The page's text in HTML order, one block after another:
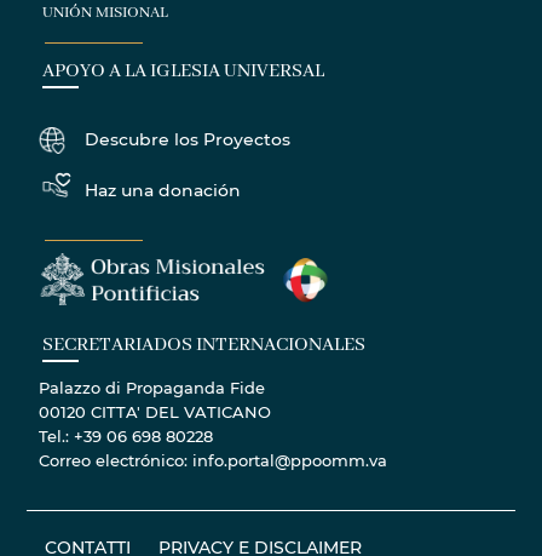
UNIÓN MISIONAL
APOYO A LA IGLESIA UNIVERSAL
Descubre los Proyectos
Haz una donación
SECRETARIADOS INTERNACIONALES
Palazzo di Propaganda Fide
00120 CITTA' DEL VATICANO
Tel.: +39 06 698 80228
Correo electrónico: info.portal@ppoomm.va
CONTATTI PRIVACY E DISCLAIMER